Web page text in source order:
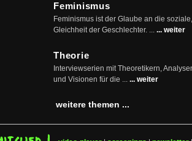
Feminismus
Feminismus ist der Glaube an die
Gleichheit der Geschlechter. ... ... weiter
Theorie
Interviewserien mit Theoretikern,
und Visionen für die ... ... weiter
weitere themen ...